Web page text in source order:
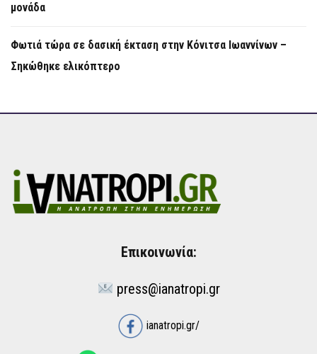
μονάδα
Φωτιά τώρα σε δασική έκταση στην Κόνιτσα Ιωαννίνων –
Σηκώθηκε ελικόπτερο
Επικοινωνία:
press@ianatropi.gr
ianatropi.gr/